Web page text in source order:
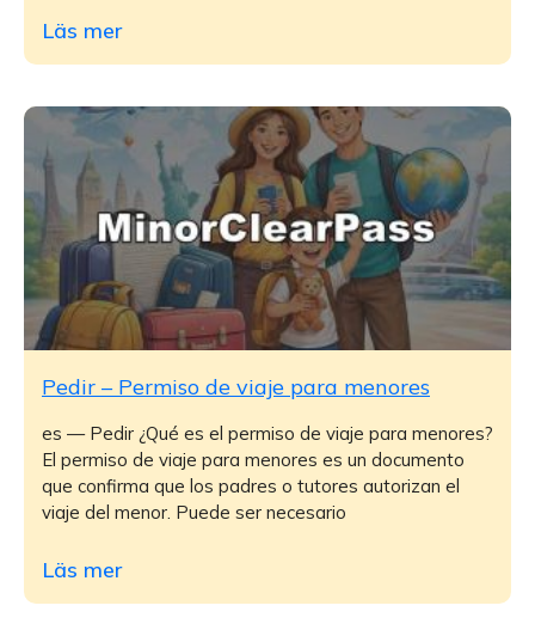
Läs mer
Pedir – Permiso de viaje para menores
es — Pedir ¿Qué es el permiso de viaje para menores?
El permiso de viaje para menores es un documento
que confirma que los padres o tutores autorizan el
viaje del menor. Puede ser necesario
Läs mer